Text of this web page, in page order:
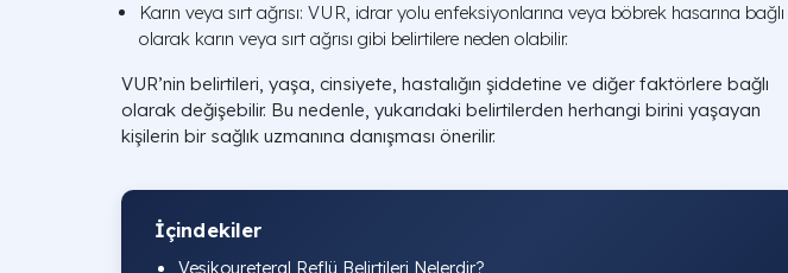
Karın veya sırt ağrısı: VUR, idrar yolu enfeksiyonlarına veya böbrek hasarına bağlı
olarak karın veya sırt ağrısı gibi belirtilere neden olabilir.
VUR’nin belirtileri, yaşa, cinsiyete, hastalığın şiddetine ve diğer faktörlere bağlı
olarak değişebilir. Bu nedenle, yukarıdaki belirtilerden herhangi birini yaşayan
kişilerin bir sağlık uzmanına danışması önerilir.
İçindekiler
Vesikoureteral Reflü Belirtileri Nelerdir?